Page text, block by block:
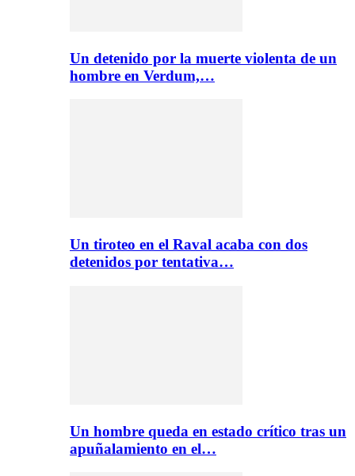
Un detenido por la muerte violenta de un
hombre en Verdum,…
Un tiroteo en el Raval acaba con dos
detenidos por tentativa…
Un hombre queda en estado crítico tras un
apuñalamiento en el…